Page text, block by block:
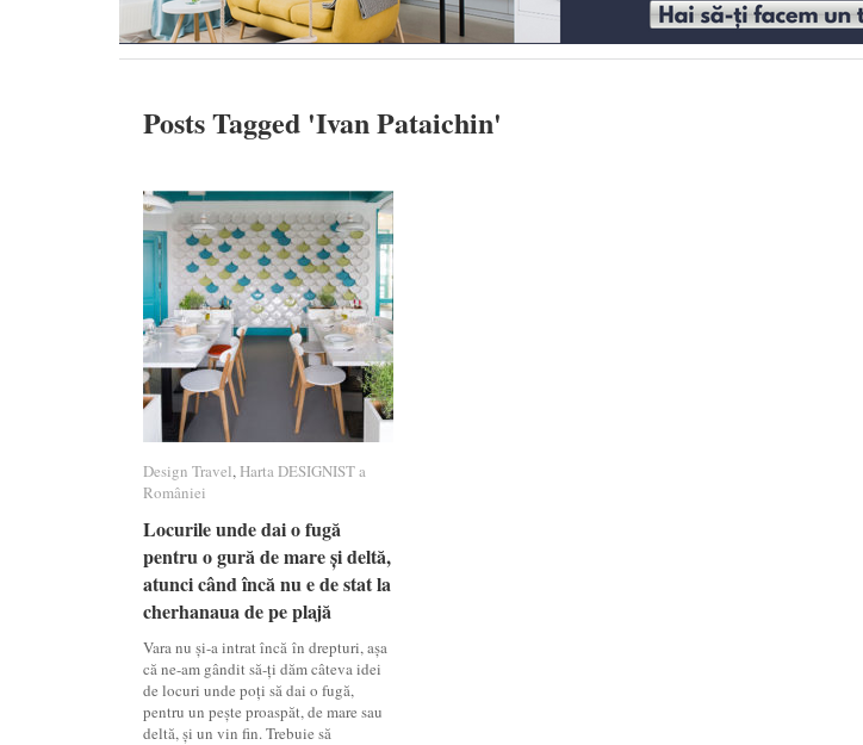
Posts Tagged 'Ivan Pataichin'
Design Travel, Harta DESIGNIST a
României
Locurile unde dai o fugă
pentru o gură de mare și deltă,
atunci când încă nu e de stat la
cherhanaua de pe plajă
Vara nu și-a intrat încă în drepturi, așa
că ne-am gândit să-ți dăm câteva idei
de locuri unde poți să dai o fugă,
pentru un pește proaspăt, de mare sau
deltă, și un vin fin. Trebuie să
Design Travel Harta DESIGNIST a
României
Locurile unde dai o fugă
pentru o gură de mare și deltă,
atunci când încă nu e de stat la
cherhanaua de pe plajă